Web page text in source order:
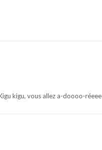
kigu, vous allez a-doooo-